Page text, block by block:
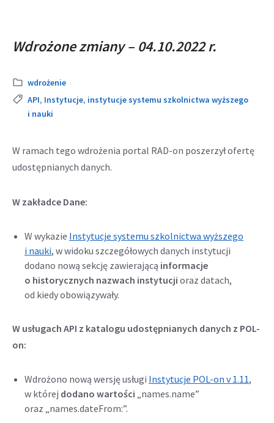
Wdrożone zmiany – 04.10.2022 r.
Kategoria:
wdrożenie
Tags:
API, Instytucje, instytucje systemu szkolnictwa wyższego
i nauki
W ramach tego wdrożenia portal RAD-on poszerzył ofertę
udostępnianych danych.
W zakładce Dane:
W wykazie Instytucje systemu szkolnictwa wyższego
i nauki, w widoku szczegółowych danych instytucji
dodano nową sekcję zawierającą informacje
o historycznych nazwach instytucji oraz datach,
od kiedy obowiązywały.
W usługach API z katalogu udostępnianych danych z POL-
on:
Wdrożono nową wersję usługi Instytucje POL-on v 1.11,
w której dodano wartości „names.name”
oraz „names.dateFrom:”.